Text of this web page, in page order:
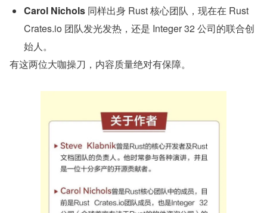
Carol Nichols 同样出身 Rust 核心团队，现在在 Rust
Crates.io 团队发光发热，还是 Integer 32 公司的联合创
始人。
有这两位大咖操刀，内容质量绝对有保障。